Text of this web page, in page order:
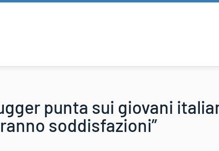
punta sui giovani
soddisfazioni”